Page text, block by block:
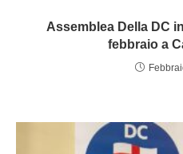
Assemblea Della DC
febbraio a